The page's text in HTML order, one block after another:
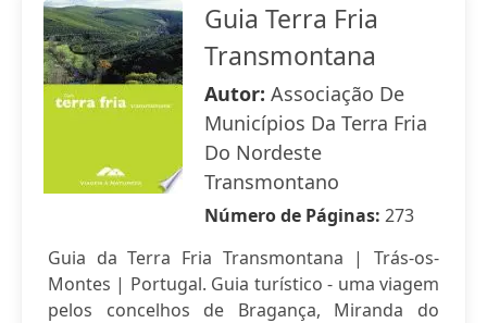
Guia Terra Fria
Transmontana
Autor: Associação De
Municípios Da Terra Fria
Do Nordeste
Transmontano
Número de Páginas: 273
Guia da Terra Fria Transmontana | Trás-os-
Montes | Portugal. Guia turístico - uma viagem
pelos concelhos de Bragança, Miranda do